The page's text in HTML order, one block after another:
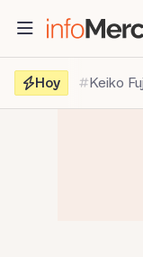
contenido
Hoy
Keiko